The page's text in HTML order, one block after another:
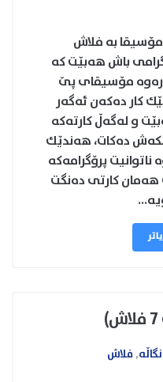
به‌ فلاش
باش هه‌بێت كه‌
مۆسیقای پێ
كار ده‌كه‌ن ئه‌گه‌ر
و له‌گه‌ڵ كارته‌كه‌
ده‌كات، هه‌ندێك
پرۆگرامه‌كه‌
هه‌مان كارتی ده‌نگت
,فلاش